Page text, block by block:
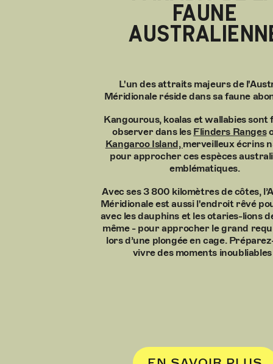
FAUNE
L'un des attraits majeurs de
Méridionale réside dans sa faune
Kangourous, koalas et wallabies sont
observer dans les Flinders Ranges
Kangaroo Island, merveilleux écrins
pour approcher ces espèces
emblématiques.
Avec ses 3 800 kilomètres de côtes,
Méridionale est aussi l'endroit rêvé
avec les dauphins et les otaries-lions
même - pour approcher le grand
lors d’une plongée en cage.
vivre des moments